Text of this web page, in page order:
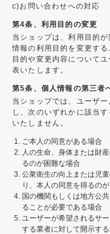
c)お問い合わせへの対応
第4条、利用目的の変更
当ショップは、利用目的
情報の利用目的を変更す
目的や変更内容について
表いたします。
第5条、個人情報の第三者
当ショップでは、ユーザ
し、次のいずれかに該当
いたしません。
ご本人の同意がある場合
人の生命、身体または財
るのが困難な場合
公衆衛生の向上または児
り、本人の同意を得るの
国の機関もしくは地方公
ることが必要である場合
ユーザーが希望されるサ
する業者に対して開示す